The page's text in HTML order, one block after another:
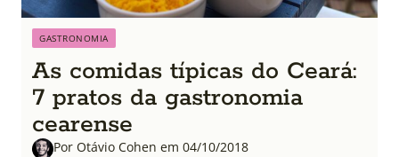
GASTRONOMIA
As comidas típicas do Ceará:
7 pratos da gastronomia
cearense
Por Otávio Cohen em 04/10/2018